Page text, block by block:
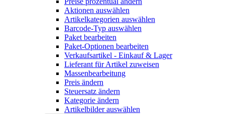
Aktionen auswählen
Artikelkategorien auswählen
Barcode-Typ auswählen
Paket bearbeiten
Paket-Optionen bearbeiten
Verkaufsartikel - Einkauf & Lager
Lieferant für Artikel zuweisen
Massenbearbeitung
Preis ändern
Steuersatz ändern
Kategorie ändern
Artikelbilder auswählen